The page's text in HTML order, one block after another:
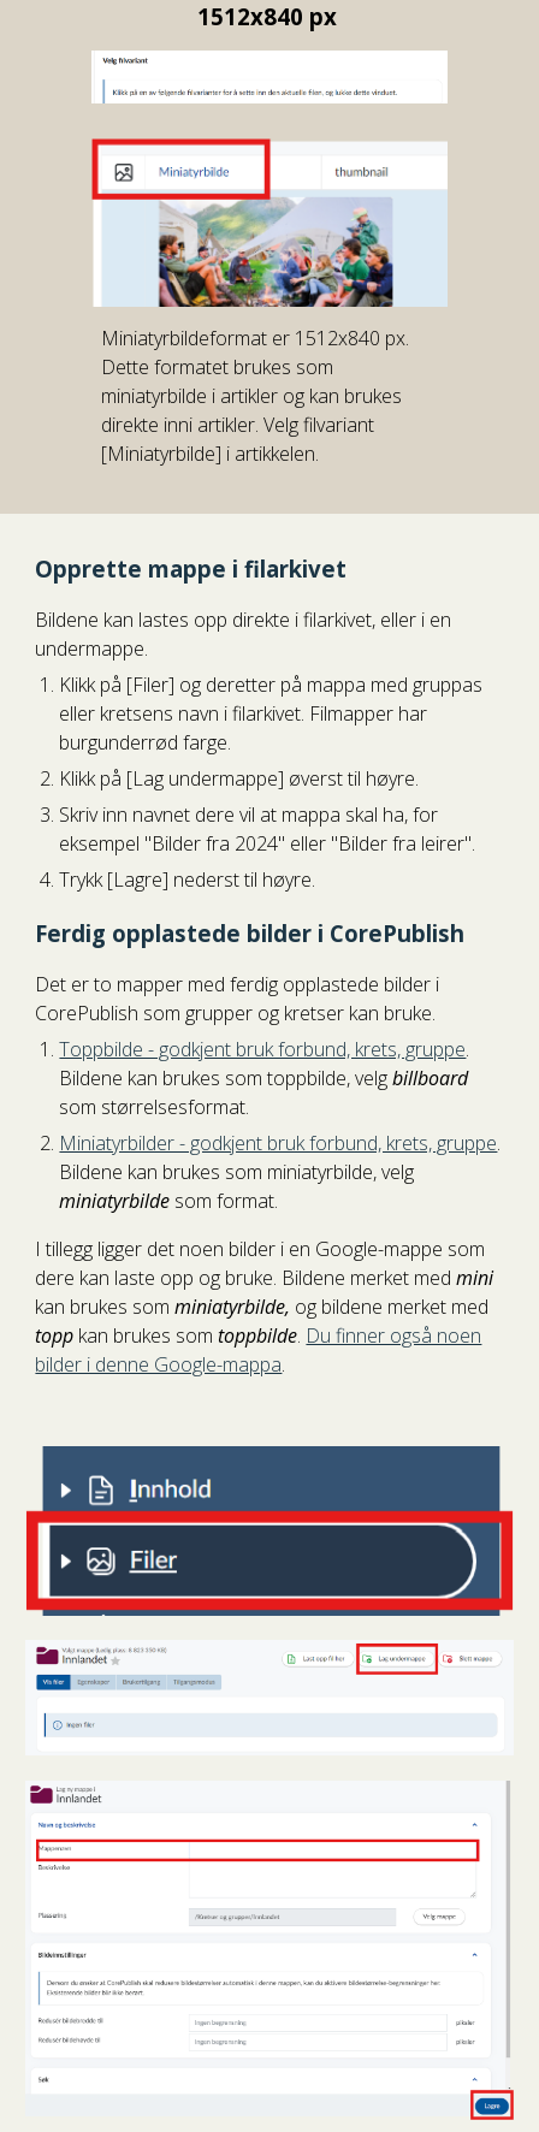
1512x840 px
Miniatyrbildeformat er 1512x840 px.
Dette formatet brukes som
miniatyrbilde i artikler og kan brukes
direkte inni artikler. Velg filvariant
[Miniatyrbilde] i artikkelen.
Opprette mappe i filarkivet
Bildene kan lastes opp direkte i filarkivet, eller i en
undermappe.
Klikk på [Filer] og deretter på mappa med gruppas
eller kretsens navn i filarkivet. Filmapper har
burgunderrød farge.
Klikk på [Lag undermappe] øverst til høyre.
Skriv inn navnet dere vil at mappa skal ha, for
eksempel "Bilder fra 2024" eller "Bilder fra leirer".
Trykk [Lagre] nederst til høyre.
Ferdig opplastede bilder i CorePublish
Det er to mapper med ferdig opplastede bilder i
CorePublish som grupper og kretser kan bruke.
Toppbilde - godkjent bruk forbund, krets, gruppe.
Bildene kan brukes som toppbilde, velgbillboard
som størrelsesformat.
Miniatyrbilder - godkjent bruk forbund, krets, gruppe.
Bildene kan brukes som miniatyrbilde, velg
miniatyrbilde som format.
I tillegg ligger det noen bilder i en Google-mappe som
dere kan laste opp og bruke. Bildene merket medmini
kan brukes somminiatyrbilde, og bildene merket med
topp kan brukes somtoppbilde. Du finner også noen
bilder i denne Google-mappa.